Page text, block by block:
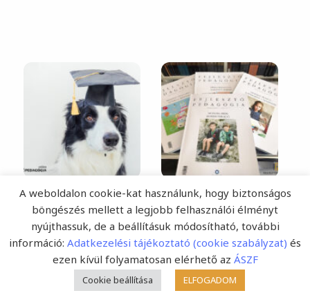
A weboldalon cookie-kat használunk, hogy biztonságos
böngészés mellett a legjobb felhasználói élményt
nyújthassuk, de a beállításuk módosítható, további
információ: Adatkezelési tájékoztató (cookie szabályzat) és
ezen kívül folyamatosan elérhető az ÁSZF
Cookie beállítása ELFOGADOM